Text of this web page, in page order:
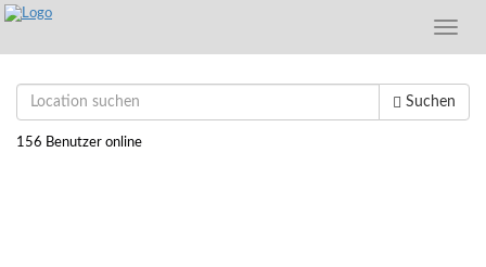
Toggle
Suchen
156 Benutzer online